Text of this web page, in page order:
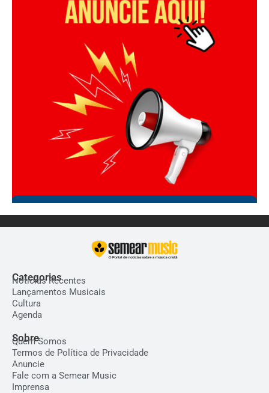
Categorias
Notícias Recentes
Lançamentos Musicais
Cultura
Agenda
Sobre
Quem Somos
Termos de Política de Privacidade
Anuncie
Fale com a Semear Music
Imprensa